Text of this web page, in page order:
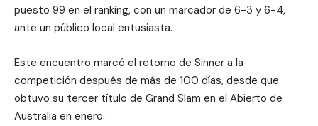
puesto 99 en el ranking, con un marcador de 6-3 y 6-4,
ante un público local entusiasta.
Este encuentro marcó el retorno de Sinner a la
competición después de más de 100 días, desde que
obtuvo su tercer título de Grand Slam en el Abierto de
Australia en enero.